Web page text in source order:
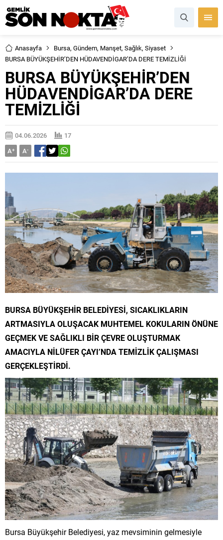
Anasayfa Bursa, Gündem, Manşet, Sağlık, Siyaset
BURSA BÜYÜKŞEHİR’DEN HÜDAVENDİGAR’DA DERE TEMİZLİĞİ
BURSA BÜYÜKŞEHİR’DEN
HÜDAVENDİGAR’DA DERE
TEMİZLİĞİ
04.06.2026
17
A+ A-
BURSA BÜYÜKŞEHİR BELEDİYESİ, SICAKLIKLARIN
ARTMASIYLA OLUŞACAK MUHTEMEL KOKULARIN ÖNÜNE
GEÇMEK VE SAĞLIKLI BİR ÇEVRE OLUŞTURMAK
AMACIYLA NİLÜFER ÇAYI’NDA TEMİZLİK ÇALIŞMASI
GERÇEKLEŞTİRDİ.
Bursa Büyükşehir Belediyesi, yaz mevsiminin gelmesiyle